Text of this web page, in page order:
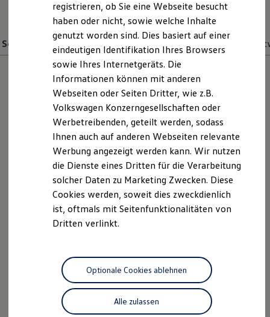
Volkswagen R und R Experience
R-Modelle
R Experience
Driving Experience
Volkswagen entdecken
Werkbesichtigung
Lifestyle Shop
T-Roc Kollektion
Golf Kollektion
ID. Kollektion
Volkswagen Kollektion
R-Kollektion
GTI Kollektion
Fußball Drop
we drive football
#wedriveproud
Besitzer und Service
Software Updates
Service und Ersatzteile
Motorenöl und Flüssigkeiten
Räder und Reifen
Pannen- und Unfallhilfe
Economy Service
Volkswagen Teile
Zubehör
+49 34605 3080
Service Teile und Zubehör
Thomas Mertens
Serviceleiter
E-Mail schreiben
registrieren, ob Sie eine Webseite besucht
haben oder nicht, sowie welche Inhalte
genutzt worden sind. Dies basiert auf einer
eindeutigen Identifikation Ihres Browsers
sowie Ihres Internetgeräts. Die
Informationen können mit anderen
Webseiten oder Seiten Dritter, wie z.B.
Volkswagen Konzerngesellschaften oder
Werbetreibenden, geteilt werden, sodass
Ihnen auch auf anderen Webseiten relevante
Werbung angezeigt werden kann. Wir nutzen
die Dienste eines Dritten für die Verarbeitung
solcher Daten zu Marketing Zwecken. Diese
Cookies werden, soweit dies zweckdienlich
ist, oftmals mit Seitenfunktionalitäten von
Dritten verlinkt.
Alle zulassen
Optionale Cookies ablehnen